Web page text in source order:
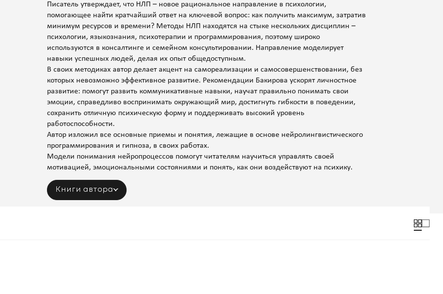
Писатель утверждает, что НЛП – новое рациональное направление в психологии,
помогающее найти кратчайший ответ на ключевой вопрос: как получить максимум, затратив
минимум ресурсов и времени? Методы НЛП находятся на стыке нескольких дисциплин –
психологии, языкознания, психотерапии и программирования, поэтому широко
используются в консалтинге и семейном консультировании. Направление моделирует
навыки успешных людей, делая их опыт общедоступным.
В своих методиках автор делает акцент на самореализации и самосовершенствовании, без
которых невозможно эффективное развитие. Рекомендации Бакирова ускорят личностное
развитие: помогут развить коммуникативные навыки, научат правильно понимать свои
эмоции, справедливо воспринимать окружающий мир, достигнуть гибкости в поведении,
сохранить отличную психическую форму и поддерживать высокий уровень
работоспособности.
Автор изложил все основные приемы и понятия, лежащие в основе нейролингвистического
программирования и гипноза, в своих работах.
Модели понимания нейропроцессов помогут читателям научиться управлять своей
мотивацией, эмоциональными состояниями и понять, как они воздействуют на психику.
Книги автора